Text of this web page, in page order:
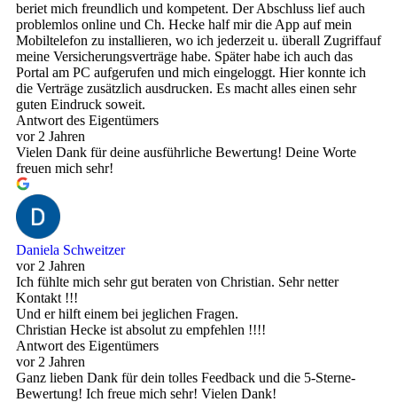
beriet mich freundlich und kompetent. Der Abschluss lief auch
problemlos online und Ch. Hecke half mir die App auf mein
Mobiltelefon zu installieren, wo ich jederzeit u. überall Zugriffauf
meine Versicherungsverträge habe. Später habe ich auch das
Portal am PC aufgerufen und mich eingeloggt. Hier konnte ich
die Verträge zusätzlich ausdrucken. Es macht alles einen sehr
guten Eindruck soweit.
Antwort des Eigentümers
vor 2 Jahren
Vielen Dank für deine ausführliche Bewertung! Deine Worte
freuen mich sehr!
Daniela Schweitzer
vor 2 Jahren
Ich fühlte mich sehr gut beraten von Christian. Sehr netter
Kontakt !!!
Und er hilft einem bei jeglichen Fragen.
Christian Hecke ist absolut zu empfehlen !!!!
Antwort des Eigentümers
vor 2 Jahren
Ganz lieben Dank für dein tolles Feedback und die 5-Sterne-
Bewertung! Ich freue mich sehr! Vielen Dank!